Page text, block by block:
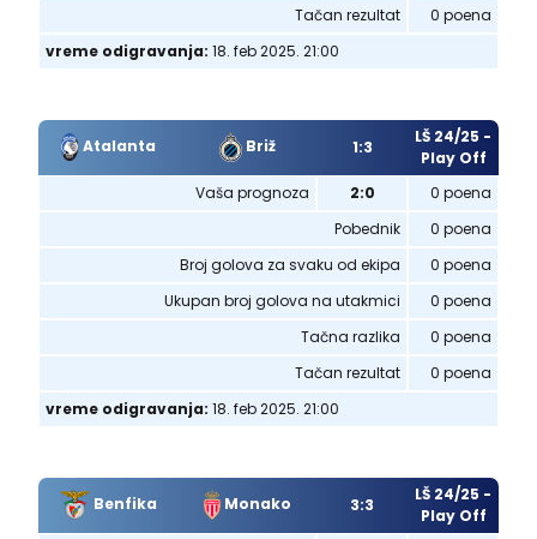
Tačan rezultat
0 poena
vreme odigravanja: 18. feb 2025. 21:00
Atalanta Briž 1:3
LŠ 24/25 -
Play Off
Vaša prognoza
2:0
0 poena
Pobednik
0 poena
Broj golova za svaku od ekipa
0 poena
Ukupan broj golova na utakmici
0 poena
Tačna razlika
0 poena
Tačan rezultat
0 poena
vreme odigravanja: 18. feb 2025. 21:00
Benfika Monako 3:3
LŠ 24/25 -
Play Off